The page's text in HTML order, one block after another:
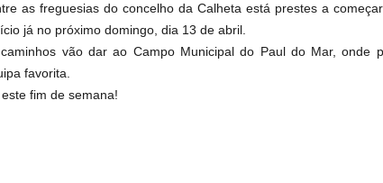
as freguesias do concelho da Calheta está prestes a
já no próximo domingo, dia 13 de abril.
vão dar ao Campo Municipal do Paul do Mar, onde
favorita.
fim de semana!